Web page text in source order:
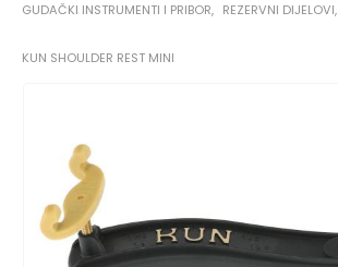
GUDAČKI INSTRUMENTI I PRIBOR, REZERVNI DIJELOVI,
KUN SHOULDER REST MINI